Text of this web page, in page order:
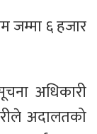
जम्मा ६ हजार
अधिकारी
अदालतको